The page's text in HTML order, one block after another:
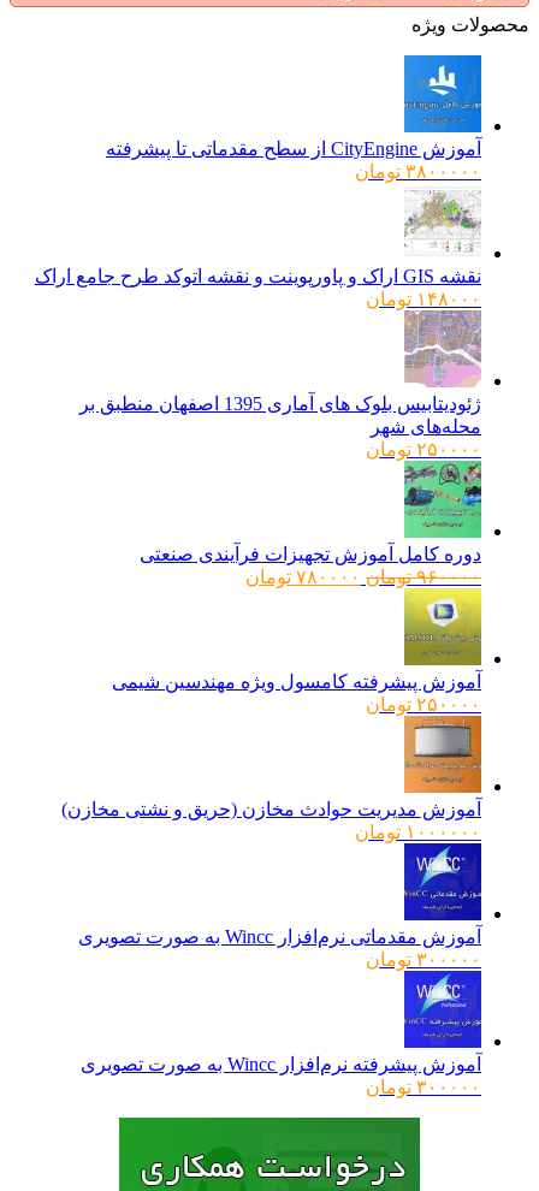
ویژه
آموزش CityEngine از سطح مقدماتی تا پیشرفته
۳۸۰۰۰۰۰ تومان
نقشه GIS اراک و پاورپوینت و نقشه اتوکد طرح جامع اراک
۱۴۸۰۰۰ تومان
ژئودیتابیس بلوک های آماری 1395 اصفهان منطبق بر
محله‌های شهر
۲۵۰۰۰۰ تومان
دوره کامل آموزش تجهیزات فرآیندی صنعتی
۹۶۰۰۰۰ تومانقیمت
۷۸۰۰۰۰ تومانقیمت
آموزش پیشرفته کامسول ویژه مهندسین شیمی
۲۵۰۰۰۰ تومان
آموزش مدیریت حوادث مخازن (حریق و نشتی مخازن)
۱۰۰۰۰۰۰ تومان
آموزش مقدماتی نرم‌افزار Wincc به صورت تصویری
۳۰۰۰۰۰ تومان
آموزش پیشرفته نرم‌افزار Wincc به صورت تصویری
۳۰۰۰۰۰ تومان